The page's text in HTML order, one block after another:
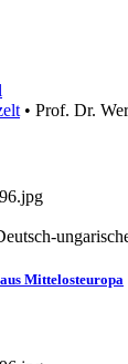
• Prof. Dr.
Mittelosteuropa